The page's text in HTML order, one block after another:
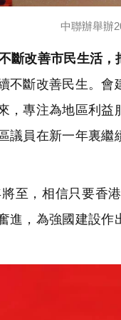
中聯辦舉辦
斷改善市民生活，
不斷改善民生。
，專注為地區利
議員在新一年裏
至，相信只要香
進，為強國建設